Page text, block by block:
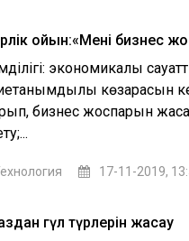
ойын:«Менің бизнес
экономикалық
көзқарасын
бизнес жоспарын
17-11-2019,
гүл түрлерін жасау